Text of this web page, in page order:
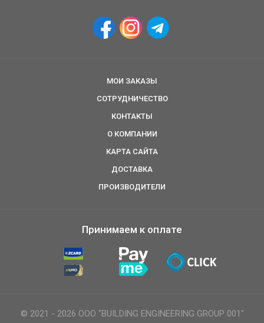
МОИ ЗАКАЗЫ
СОТРУДНИЧЕСТВО
КОНТАКТЫ
О КОМПАНИИ
КАРТА САЙТА
ДОСТАВКА
ПРОИЗВОДИТЕЛИ
Принимаем к оплате
© 2021 - 2026 ООО "BUILDING ENGINEERING GROUP 001"